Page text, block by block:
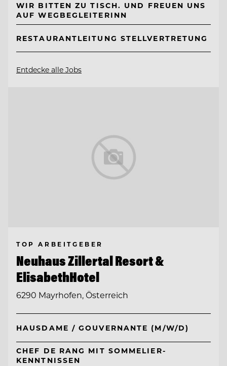
WIR BITTEN ZU TISCH. UND FREUEN UNS
AUF WEGBEGLEITERINN
RESTAURANTLEITUNG STELLVERTRETUNG
Entdecke alle Jobs
TOP ARBEITGEBER
Neuhaus Zillertal Resort &
ElisabethHotel
6290 Mayrhofen, Österreich
HAUSDAME / GOUVERNANTE (M/W/D)
CHEF DE RANG MIT SOMMELIER-
KENNTNISSEN